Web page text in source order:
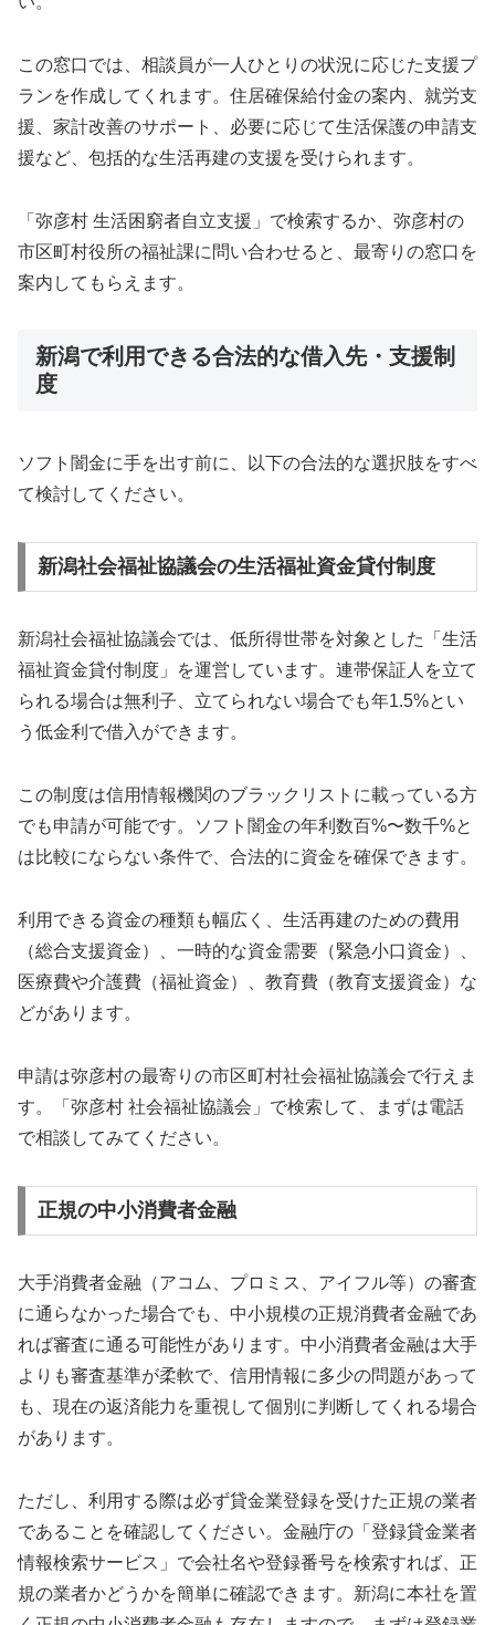
この窓口では、相談員が一人ひとりの状況に応じた支援プ
ランを作成してくれます。住居確保給付金の案内、就労支
援、家計改善のサポート、必要に応じて生活保護の申請支
援など、包括的な生活再建の支援を受けられます。
「弥彦村 生活困窮者自立支援」で検索するか、弥彦村の
市区町村役所の福祉課に問い合わせると、最寄りの窓口を
案内してもらえます。
新潟で利用できる合法的な借入先・支援制
度
ソフト闇金に手を出す前に、以下の合法的な選択肢をすべ
て検討してください。
新潟社会福祉協議会の生活福祉資金貸付制度
新潟社会福祉協議会では、低所得世帯を対象とした「生活
福祉資金貸付制度」を運営しています。連帯保証人を立て
られる場合は無利子、立てられない場合でも年1.5%とい
う低金利で借入ができます。
この制度は信用情報機関のブラックリストに載っている方
でも申請が可能です。ソフト闇金の年利数百%〜数千%と
は比較にならない条件で、合法的に資金を確保できます。
利用できる資金の種類も幅広く、生活再建のための費用
（総合支援資金）、一時的な資金需要（緊急小口資金）、
医療費や介護費（福祉資金）、教育費（教育支援資金）な
どがあります。
申請は弥彦村の最寄りの市区町村社会福祉協議会で行えま
す。「弥彦村 社会福祉協議会」で検索して、まずは電話
で相談してみてください。
正規の中小消費者金融
大手消費者金融（アコム、プロミス、アイフル等）の審査
に通らなかった場合でも、中小規模の正規消費者金融であ
れば審査に通る可能性があります。中小消費者金融は大手
よりも審査基準が柔軟で、信用情報に多少の問題があって
も、現在の返済能力を重視して個別に判断してくれる場合
があります。
ただし、利用する際は必ず貸金業登録を受けた正規の業者
であることを確認してください。金融庁の「登録貸金業者
情報検索サービス」で会社名や登録番号を検索すれば、正
規の業者かどうかを簡単に確認できます。新潟に本社を置